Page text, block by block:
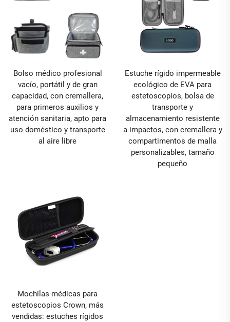
Bolso médico profesional
vacío, portátil y de gran
capacidad, con cremallera,
para primeros auxilios y
atención sanitaria, apto para
uso doméstico y transporte
al aire libre
Estuche rígido impermeable
ecológico de EVA para
estetoscopios, bolsa de
transporte y
almacenamiento resistente
a impactos, con cremallera y
compartimentos de malla
personalizables, tamaño
pequeño
Mochilas médicas para
estetoscopios Crown, más
vendidas: estuches rígidos